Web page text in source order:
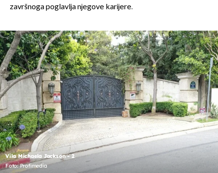
završnoga poglavlja njegove karijere.
Vila Michaela Jackson - 2
Foto: Profimedia